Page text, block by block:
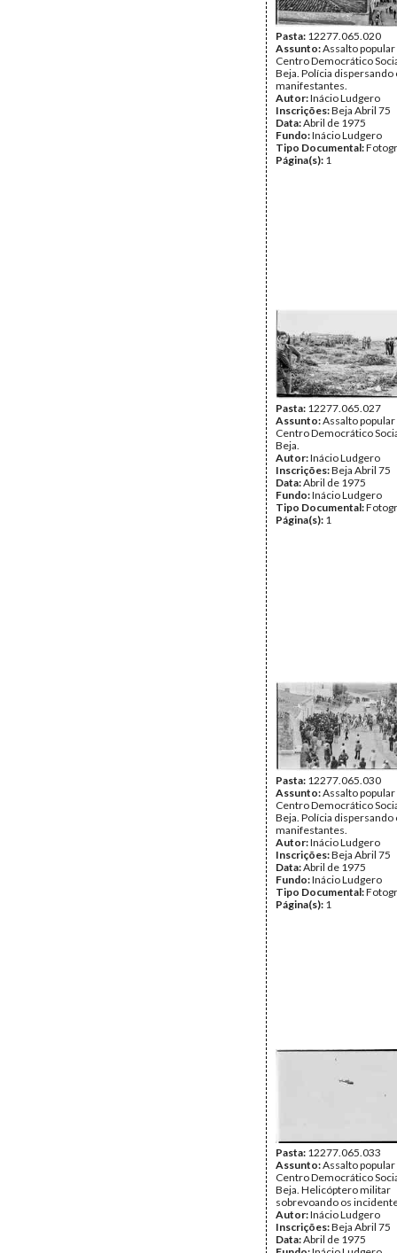
Pasta: 12277.065.020
Assunto:Assalto popular
Centro Democrático
Beja. Polícia dispersando
manifestantes.
Autor:Inácio Ludgero
Inscrições:Beja Abril 75
Data:Abril de 1975
Fundo:Inácio Ludgero
Tipo Documental:
Página(s): 1
Pasta: 12277.065.027
Assunto:Assalto popular
Centro Democrático
Beja.
Autor:Inácio Ludgero
Inscrições:Beja Abril 75
Data:Abril de 1975
Fundo:Inácio Ludgero
Tipo Documental:
Página(s): 1
Pasta: 12277.065.030
Assunto:Assalto popular
Centro Democrático
Beja. Polícia dispersando
manifestantes.
Autor:Inácio Ludgero
Inscrições:Beja Abril 75
Data:Abril de 1975
Fundo:Inácio Ludgero
Tipo Documental:
Página(s): 1
Pasta: 12277.065.033
Assunto:Assalto popular
Centro Democrático
Beja. Helicóptero militar
sobrevoando os
Autor:Inácio Ludgero
Inscrições:Beja Abril 75
Data:Abril de 1975